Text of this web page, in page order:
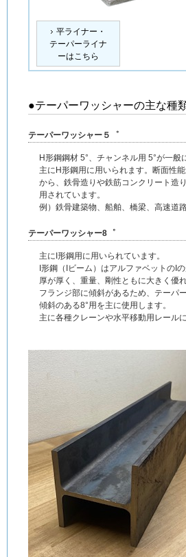
平ライナー・
テーパーライナ
ーはこちら
●テーパーワッシャーの主な種
テーパーワッシャー５゜
H形鋼鋼材 5°、チャンネル用 5°が一般
主にH形鋼用に用いられます。断面性
から、鉄骨造りや鉄筋コンクリート造
用されています。
例）鉄骨建築物、船舶、橋梁、高速道
テーパーワッシャー8゜
主にI形鋼用に用いられています。
I形鋼（Iビーム）はアルファベットのI
厚が厚く、重量、剛性ともに大きく優れ
フランジ部に傾斜があるため、テーパ
傾斜のある8°用を主に使用します。
主に各種クレーンや水平移動用レール